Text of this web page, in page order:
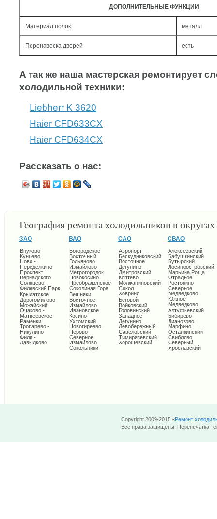
ДОПОЛНИТЕЛЬНЫЕ ФУНКЦИИ
Материал полок металл
Перенавеска дверей есть
А так же наша мастерская ремонтирует
холодильной техники:
Liebherr K 3620
Haier CFD633CX
Haier CFD634CX
Рассказать о нас:
География ремонта холодильников в
ЗАО
Внуково
Кунцево
Ново -
Переделкино
Проспект
Вернадского
Солнцево
Филевский Парк
Крылатское
Дорогомилово
Можайский
Очаково -
Матвеевское
Раменки
Тропарево -
Никулино
Фили -
Давыдково
ВАО
Богородское
Восточный
Гольяново
Измайлово
Метрогородок
Новокосино
Преображенское
Соколиная Гора
Вешняки
Восточное
Измайлово
Ивановское
Косино-
Ухтомский
Новогиреево
Перово
Северное
Измайлово
Сокольники
САО
Аэропорт
Бескудниковский
Восточное
Дегунино
Дмитровский
Коптево
Молжаниновский
Сокол
Ховрино
Беговой
Войковский
Головинский
Западное
Дегунино
Левобережный
Савеловский
Тимирязевский
Хорошевский
СВАО
Алексеевский
Бабушкинский
Бутырский
Лосиноостровский
Марьина Роща
Отрадное
Ростокино
Северное
Медведково
Южное
Медведково
Алтуфьевский
Бибирево
Лианозово
Марфино
Останкинский
Свиблово
Северный
Ярославский
Copyright 2009-2015 «Ремонт
Все права защищены. Перепечатка